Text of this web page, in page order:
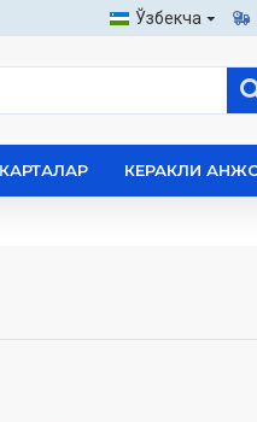
Ўзбекча
КЕРАКЛИ